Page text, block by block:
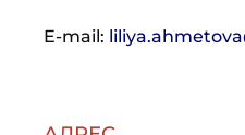
E-mail: